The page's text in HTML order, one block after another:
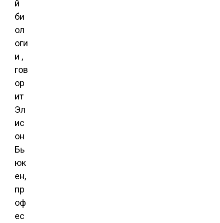
й
би
ол
оги
и ,
гов
ор
ит
Эл
ис
он
Бь
юк
ен,
пр
оф
ес